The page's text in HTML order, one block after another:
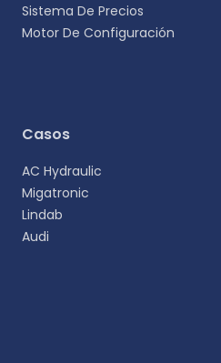
Selecciona tu idioma
más personalizada.
Sistema De Precios
Motor De Configuración
Casos
AC Hydraulic
Migatronic
Lindab
Audi